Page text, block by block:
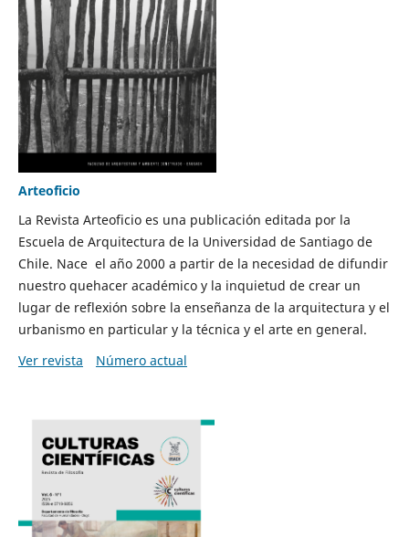
Arteoficio
La Revista Arteoficio es una publicación editada por la
Escuela de Arquitectura de la Universidad de Santiago de
Chile. Nace el año 2000 a partir de la necesidad de difundir
nuestro quehacer académico y la inquietud de crear un
lugar de reflexión sobre la enseñanza de la arquitectura y el
urbanismo en particular y la técnica y el arte en general.
Ver revista
Número actual